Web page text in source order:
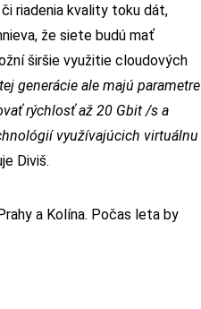
riadenia kvality toku dát,
že siete budú mať
širšie využitie cloudových
generácie ale majú parametre
rýchlosť až 20 Gbit /s a
využívajúcich virtuálnu
Diviš.
a Kolína. Počas leta by